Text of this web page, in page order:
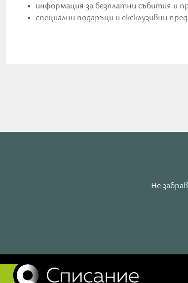
информация за безплатни събития и
специални подаръци и ексклузивни
Не